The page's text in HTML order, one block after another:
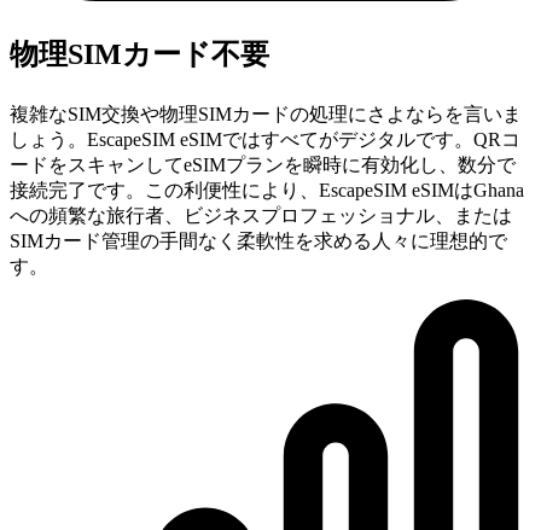
物理SIMカード不要
複雑なSIM交換や物理SIMカードの処理にさよならを言いま
しょう。EscapeSIM eSIMではすべてがデジタルです。QRコ
ードをスキャンしてeSIMプランを瞬時に有効化し、数分で
接続完了です。この利便性により、EscapeSIM eSIMはGhana
への頻繁な旅行者、ビジネスプロフェッショナル、または
SIMカード管理の手間なく柔軟性を求める人々に理想的で
す。